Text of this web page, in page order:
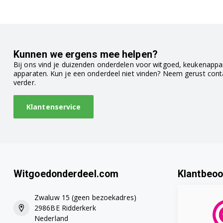
Bosch CTL636ES6W/04
Bosch TCA7121RW/04
Bosch TCA7129RW/04
Kunnen we ergens mee helpen?
Bij ons vind je duizenden onderdelen voor witgoed,
apparaten. Kun je een onderdeel niet vinden? Neem gerust
verder.
Klantenservice
Witgoedonderdeel.com
Zwaluw 15 (geen bezoekadres)
2986BE Ridderkerk
Nederland